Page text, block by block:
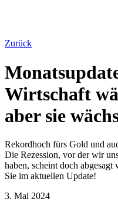
Zurück
Wirtschaft
aber sie
Rekordhoch fürs Gold und
Die Rezession, vor der wir
haben, scheint doch
Sie im aktuellen Update!
3. Mai 2024